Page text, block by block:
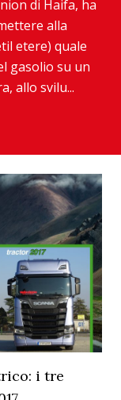
di Haifa, ha
alla
etere) quale
gasolio su un
allo svilu...
i tre